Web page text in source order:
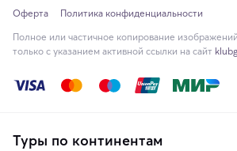
Оферта
Политика конфиденциальности
Полное или частичное копирование
только с указанием активной ссылки на сайт
Туры по континентам